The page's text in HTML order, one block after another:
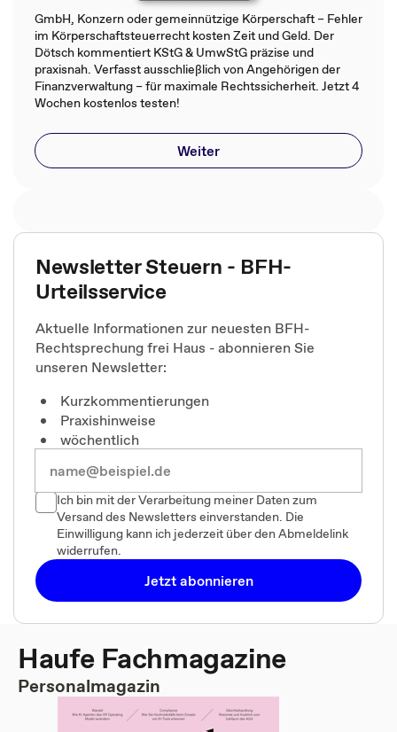
GmbH, Konzern oder gemeinnützige Körperschaft – Fehler
im Körperschaftsteuerrecht kosten Zeit und Geld. Der
Dötsch kommentiert KStG & UmwStG präzise und
praxisnah. Verfasst ausschließlich von Angehörigen der
Finanzverwaltung – für maximale Rechtssicherheit. Jetzt 4
Wochen kostenlos testen!
Weiter
Newsletter Steuern - BFH-
Urteilsservice
Aktuelle Informationen zur neuesten BFH-
Rechtsprechung frei Haus - abonnieren Sie
unseren Newsletter:
Kurzkommentierungen
Praxishinweise
wöchentlich
Ich bin mit der Verarbeitung meiner Daten zum
Versand des Newsletters einverstanden. Die
Einwilligung kann ich jederzeit über den Abmeldelink
widerrufen.
Jetzt abonnieren
Haufe Fachmagazine
Personalmagazin